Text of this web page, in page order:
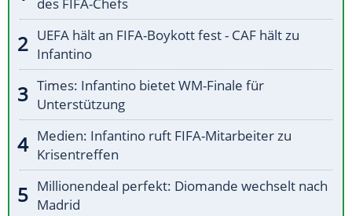
des FIFA-Chefs
UEFA hält an FIFA-Boykott fest - CAF hält zu
Infantino
Times: Infantino bietet WM-Finale für
Unterstützung
Medien: Infantino ruft FIFA-Mitarbeiter zu
Krisentreffen
Millionendeal perfekt: Diomande wechselt nach
Madrid